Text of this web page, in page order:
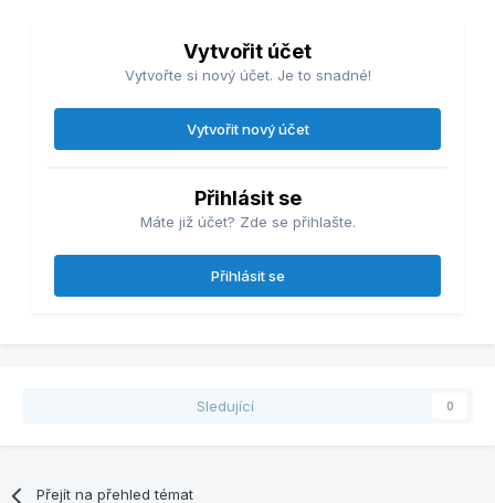
Vytvořit účet
Vytvořte si nový účet. Je to snadné!
Vytvořit nový účet
Přihlásit se
Máte již účet? Zde se přihlašte.
Přihlásit se
Sledující 0
Přejít na přehled témat